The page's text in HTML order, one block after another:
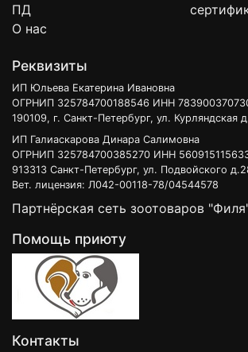
ПД
О нас
Реквизиты
ИП Юльева Екатерина Ивановна
ОГРНИП 325784700188546 ИНН
190109, г. Санкт-Петербург, ул. Курляндская
ИП Галиаскарова Динара Салимовна
ОГРНИП 325784700385270 ИНН
913313 Санкт-Петербург, ул. Подвойского
Вет. лицензия: Л042-00118-78/04544578
Партнёрская сеть зоотоваров
Помощь приюту
Контакты